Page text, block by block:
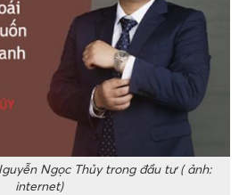
Ngọc Thủy trong đầu tư ( ảnh:
internet)